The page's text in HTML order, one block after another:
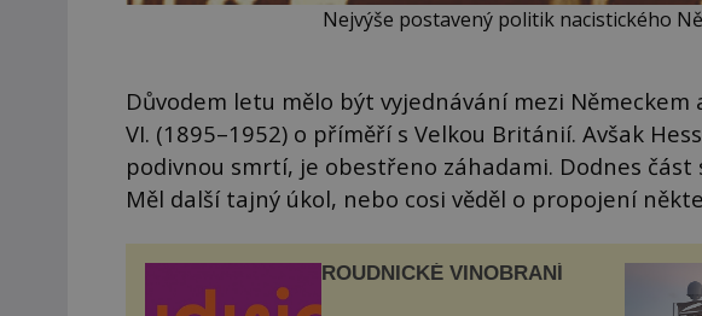
Nejvýše postavený politik nacistického
Důvodem letu mělo být vyjednávání mezi
VI. (1895–1952) o příměří s Velkou Británií. Avšak
podivnou smrtí, je obestřeno záhadami. Dodnes
Měl další tajný úkol, nebo cosi věděl o propojení
ROUDNICKÉ VINOBRANÍ